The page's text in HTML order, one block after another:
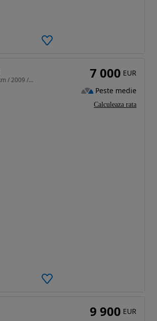
1968 cm3 • 140 CP • VW Tiguan / 2.0 TDI DPF 4MOTION / 140 CP / 277915 km / 2009 / 7000 eur 7 000 EUR
Peste medie
Calculeaza rata
9 900 EUR